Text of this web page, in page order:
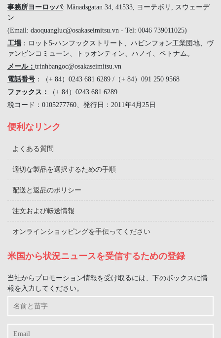
事務所ヨーロッパ: Månadsgatan 34, 41533, ヨーテボリ, スウェーデ
ン
(Email: daoquangluc@osakaseimitsu.vn - Tel: 0046 739011025)
工場：ロット5-ハンフックストリート、ハビンフォン工業団地、ヴ
ァンビンコミューン、トゥオンティン、ハノイ、ベトナム。
メール： trinhbangoc@osakaseimitsu.vn
電話番号 ：（+ 84）0243 681 6289 /（+ 84）091 250 9568
ファックス：
（+ 84）0243 681 6289
税コード：0105277760、発行日：2011年4月25日
便利なリンク
よくある質問
適切な製品を選択するための手順
配送と返品のポリシー
注文および転送情報
オンラインショッピングを手伝ってください
米国から状況ニュースを受信するための登録
当社からプロモーション情報を受け取るには、下のボックスに情
報を入力してください。